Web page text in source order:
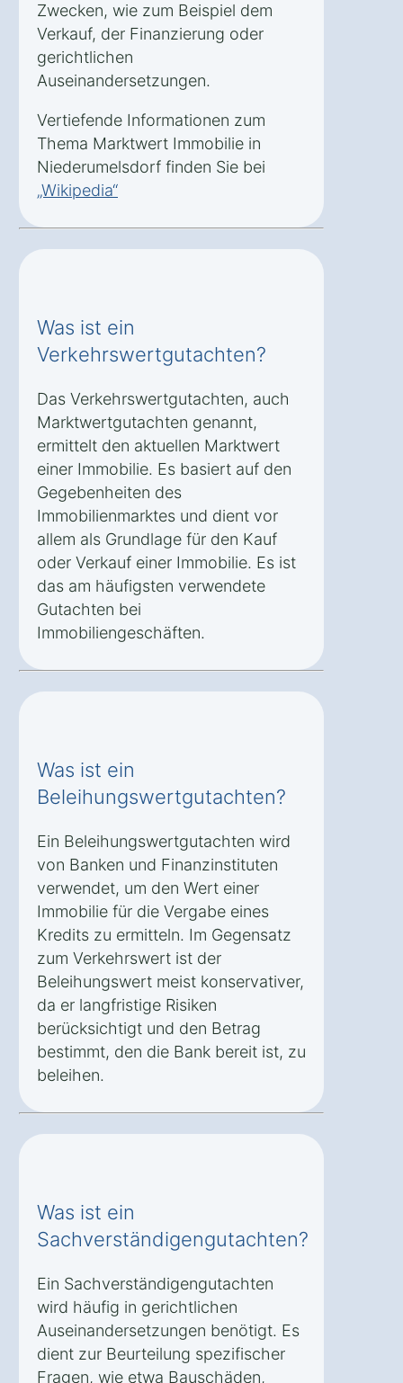
Zwecken, wie zum Beispiel dem
Verkauf, der Finanzierung oder
gerichtlichen
Auseinandersetzungen.
Vertiefende Informationen zum
Thema Marktwert Immobilie in
Niederumelsdorf finden Sie bei
„Wikipedia“
Was ist ein
Verkehrswertgutachten?
Das Verkehrswertgutachten, auch
Marktwertgutachten genannt,
ermittelt den aktuellen Marktwert
einer Immobilie. Es basiert auf den
Gegebenheiten des
Immobilienmarktes und dient vor
allem als Grundlage für den Kauf
oder Verkauf einer Immobilie. Es ist
das am häufigsten verwendete
Gutachten bei
Immobiliengeschäften.
Was ist ein
Beleihungswertgutachten?
Ein Beleihungswertgutachten wird
von Banken und Finanzinstituten
verwendet, um den Wert einer
Immobilie für die Vergabe eines
Kredits zu ermitteln. Im Gegensatz
zum Verkehrswert ist der
Beleihungswert meist konservativer,
da er langfristige Risiken
berücksichtigt und den Betrag
bestimmt, den die Bank bereit ist, zu
beleihen.
Was ist ein
Sachverständigengutachten?
Ein Sachverständigengutachten
wird häufig in gerichtlichen
Auseinandersetzungen benötigt. Es
dient zur Beurteilung spezifischer
Fragen, wie etwa Bauschäden,